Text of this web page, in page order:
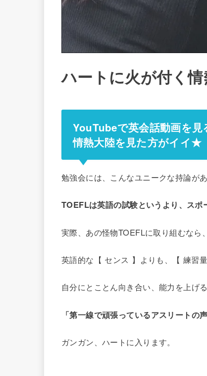
ハートに火が付く情
YouTubeで英会話動画を見
情熱大陸を見た方がイイ★
勉強会には、こんなユニークな持論があ
TOEFLは英語の試験というより、スポ
実際、あの怪物TOEFLに取り組むなら、
英語的な【 センス 】よりも、【 練習量
自分にとことん向き合い、能力を上げ
「第一線で頑張っているアスリートの声
ガンガン、ハートに入ります。